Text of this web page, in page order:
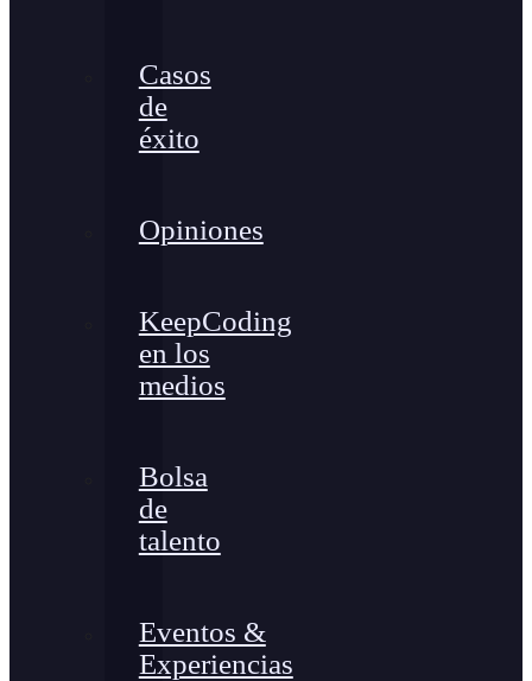
Casos
de
éxito
Opiniones
KeepCoding
en los
medios
Bolsa
de
talento
Eventos &
Experiencias